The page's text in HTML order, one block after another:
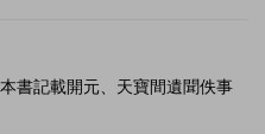
書記載開元、天寶間遺聞佚事